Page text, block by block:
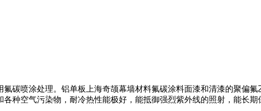
氟碳喷涂处理。铝单板上海奇颉幕墙材料氟碳涂料面漆和清漆的聚偏
种空气污染物，耐冷热性能极好，能抵御强烈紫外线的照射，能长期